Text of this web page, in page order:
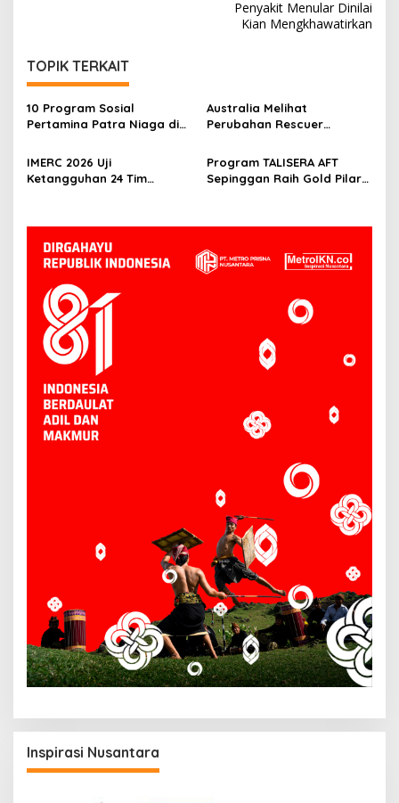
Penyakit Menular Dinilai
Kian Mengkhawatirkan
TOPIK TERKAIT
10 Program Sosial
Pertamina Patra Niaga di
Penghargaan ISRA 2026
Australia Melihat
Perubahan Rescuer
Tahun IMERC
IMERC 2026 Uji
Ketangguhan 24 Tim
Program TALISERA AFT
Sepinggan Raih Gold Pilar
Inspirasi Nusantara